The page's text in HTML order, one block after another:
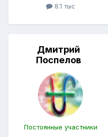
8.1 тыс
Дмитрий
Поспелов
Пocтоянные участники